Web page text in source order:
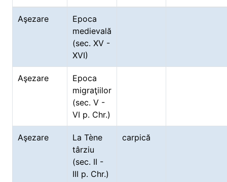
Aşezare
Epoca
medievală
(sec. XV -
XVI)
Aşezare
Epoca
migraţiilor
(sec. V -
VI p. Chr.)
Aşezare
La Tène
târziu
(sec. II -
III p. Chr.)
carpică